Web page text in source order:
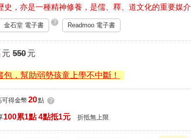
史，亦是一種精神修養，是儒、釋、道文化的重要媒介
金石堂 電子書 ? Readmoo 電子書
元 550元
包，幫助弱勢孩童上學不中斷！
可得金幣 20點 ?
100累1點 4點抵1元 折抵無上限